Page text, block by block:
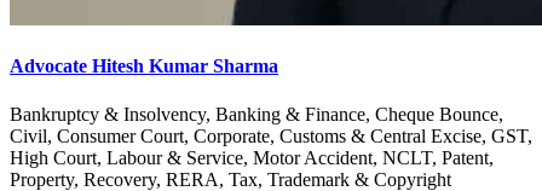
Advocate Hitesh Kumar Sharma
Bankruptcy & Insolvency, Banking & Finance, Cheque Bounce,
Civil, Consumer Court, Corporate, Customs & Central Excise, GST,
High Court, Labour & Service, Motor Accident, NCLT, Patent,
Property, Recovery, RERA, Tax, Trademark & Copyright